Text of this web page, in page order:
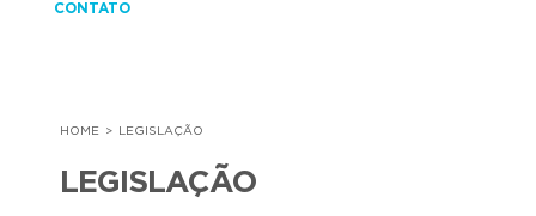
CONTATO
HOME LEGISLAÇÃO
LEGISLAÇÃO